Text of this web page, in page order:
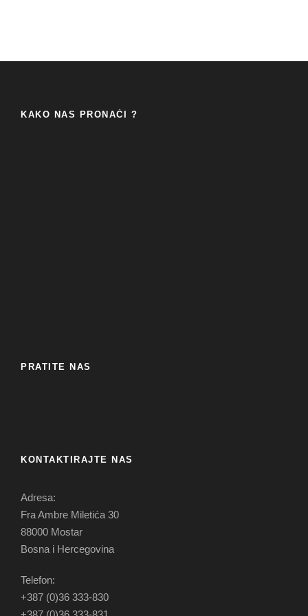
KAKO NAS PRONAĆI ?
PRATITE NAS
KONTAKTIRAJTE NAS
Adresa:
Fra Ambre Miletića 30
88000 Mostar
Bosna i Hercegovina
Telefon:
+387 (0)36 333-830